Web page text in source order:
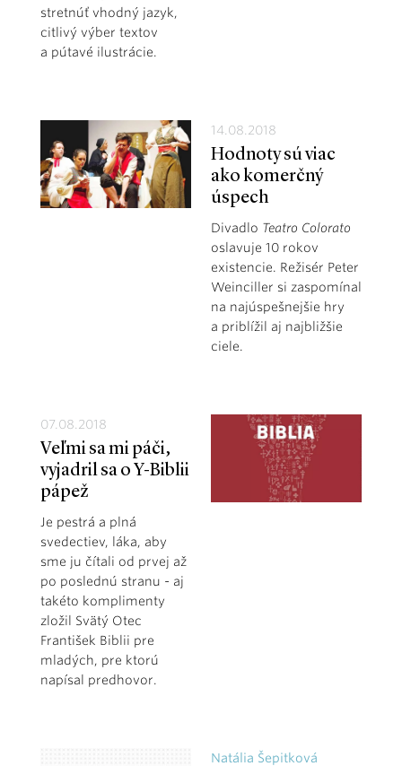
stretnúť vhodný jazyk,
citlivý výber textov
a pútavé ilustrácie.
14.08.2018
Hodnoty sú viac
ako komerčný
úspech
Divadlo Teatro Colorato
oslavuje 10 rokov
existencie. Režisér Peter
Weinciller si zaspomínal
na najúspešnejšie hry
a priblížil aj najbližšie
ciele.
07.08.2018
Veľmi sa mi páči,
vyjadril sa o Y-Biblii
pápež
Je pestrá a plná
svedectiev, láka, aby
sme ju čítali od prvej až
po poslednú stranu - aj
takéto komplimenty
zložil Svätý Otec
František Biblii pre
mladých, pre ktorú
napísal predhovor.
Natália Šepitková